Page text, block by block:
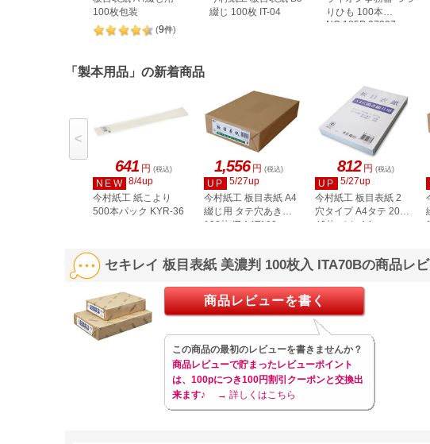
100枚包装
(9件)
綴じ 100枚 IT-04
りひも 100本
NO.185P 27337
「製本用品」の新着商品
641 円 (税込)
NEW 8/4up
今村紙工 紙こより
500本パック KYR-36
1,556 円 (税込)
UP
5/27up
今村紙工 板目表紙 A4
綴じ用 タテ穴あき
100枚 IT-A4T100
812 円 (税込)
UP
5/27up
今村紙工 板目表紙 2
穴タイプ A4タテ 20組
40枚 イタ-A4
<
セキレイ 板目表紙 美濃判 100枚入 ITA70Bの商品レ
商品レビューを書く
この商品の最初のレビューを書きませんか？
商品レビューで貯まったレビューポイント
は、100pにつき100円割引クーポンと交換出
来ます♪
→ 詳しくはこちら